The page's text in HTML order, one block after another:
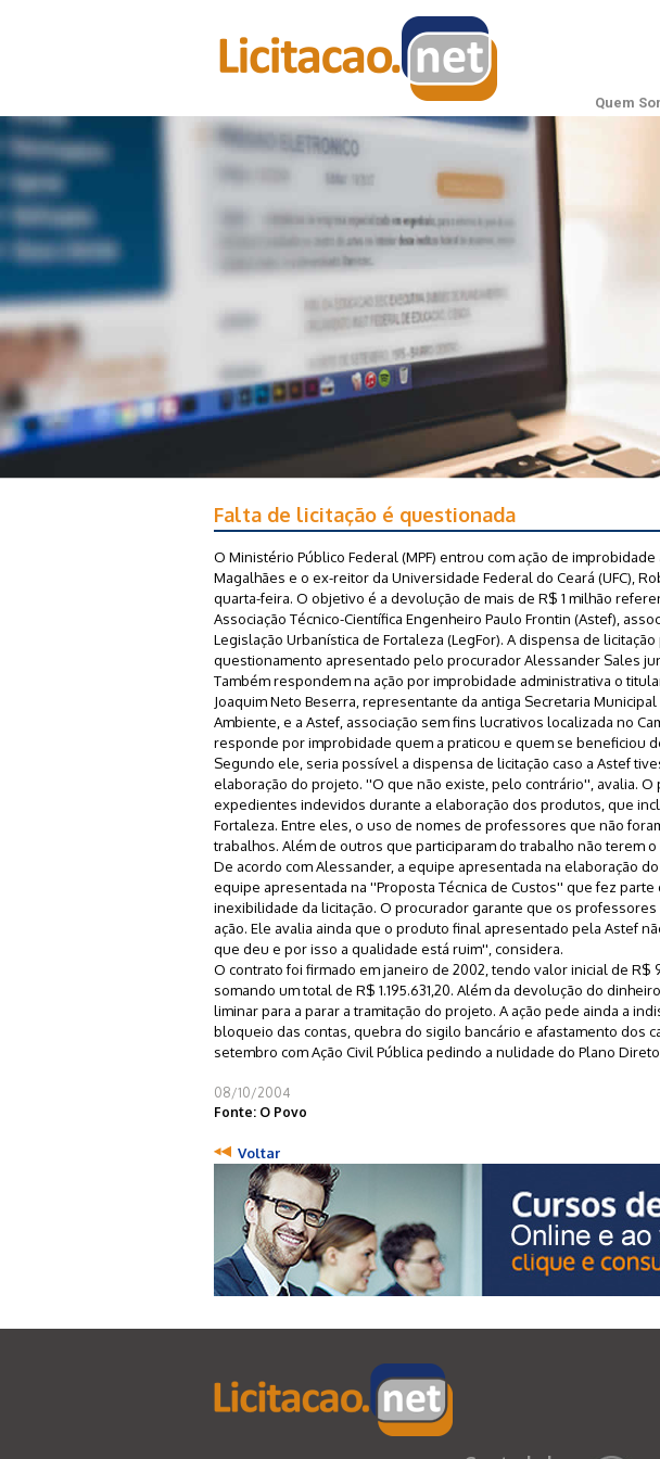
Quem
Falta de licitação é questionada
O Ministério Público Federal (MPF) entrou com ação de
Magalhães e o ex-reitor da Universidade Federal do Ceará (UFC),
quarta-feira. O objetivo é a devolução de mais de R$ 1 milhão
Associação Técnico-Científica Engenheiro Paulo Frontin (Astef),
Legislação Urbanística de Fortaleza (LegFor). A dispensa de
questionamento apresentado pelo procurador Alessander Sales
Também respondem na ação por improbidade administrativa o
Joaquim Neto Beserra, representante da antiga Secretaria
Ambiente, e a Astef, associação sem fins lucrativos localizada no
responde por improbidade quem a praticou e quem se beneficiou
Segundo ele, seria possível a dispensa de licitação caso a Astef
elaboração do projeto. ''O que não existe, pelo contrário'', avalia.
expedientes indevidos durante a elaboração dos produtos, que
Fortaleza. Entre eles, o uso de nomes de professores que não
trabalhos. Além de outros que participaram do trabalho não terem o
De acordo com Alessander, a equipe apresentada na elaboração
equipe apresentada na ''Proposta Técnica de Custos'' que fez
inexibilidade da licitação. O procurador garante que os
ação. Ele avalia ainda que o produto final apresentado pela Astef
que deu e por isso a qualidade está ruim'', considera.
O contrato foi firmado em janeiro de 2002, tendo valor inicial de R$
somando um total de R$ 1.195.631,20. Além da devolução do
liminar para a parar a tramitação do projeto. A ação pede ainda a
bloqueio das contas, quebra do sigilo bancário e afastamento dos
setembro com Ação Civil Pública pedindo a nulidade do Plano
08/10/2004
Fonte: O Povo
Voltar